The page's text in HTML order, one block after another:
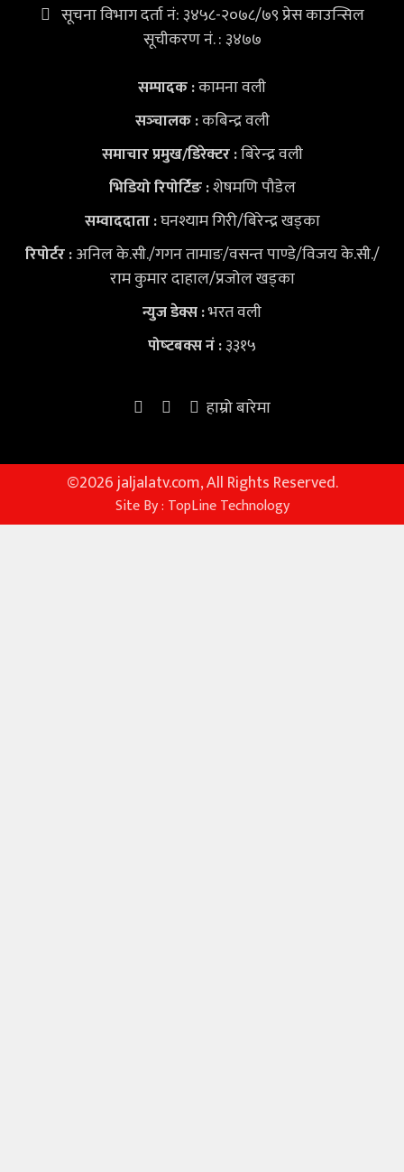
सूचना विभाग दर्ता नं: ३४५८-२०७८/७९ प्रेस काउन्सिल
सूचीकरण नं. : ३४७७
सम्पादक :कामना वली
सञ्‍चालक :कबिन्द्र वली
समाचार प्रमुख/डिरेक्टर :बिरेन्द्र वली
भिडियोरिपोर्टिङ :शेषमणि पौडेल
सम्वाददाता :घनश्याम गिरी/बिरेन्द्र खड्का
रिपोर्टर :अनिल के.सी./गगन तामाङ/वसन्त पाण्डे/विजय के.सी./
राम कुमार दाहाल/प्रजोल खड्का
न्युज डेक्स:भरत वली
पोष्‍टबक्स नं :३३१५
हाम्रो बारेमा
©2026 jaljalatv.com, All Rights Reserved.
Site By : TopLine Technology